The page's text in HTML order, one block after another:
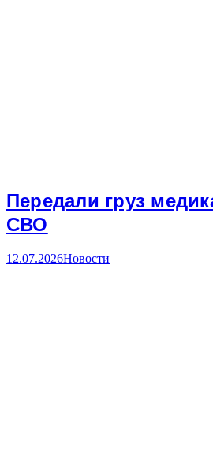
Передали груз
СВО
12.07.2026Новости